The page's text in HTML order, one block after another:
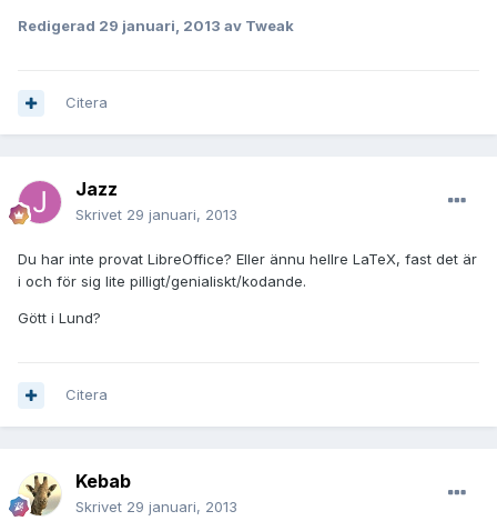
Redigerad 29 januari, 2013 av Tweak
Citera
Jazz
Skrivet 29 januari, 2013
Du har inte provat LibreOffice? Eller ännu hellre LaTeX, fast det är
i och för sig lite pilligt/genialiskt/kodande.
Gött i Lund?
Citera
Kebab
Skrivet 29 januari, 2013